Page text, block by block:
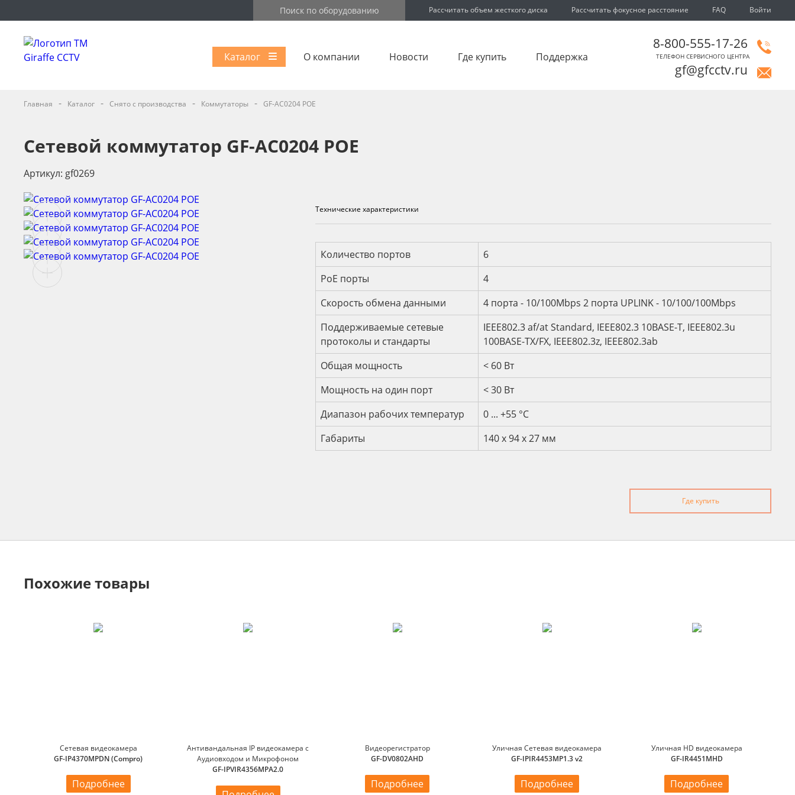
Рассчитать объем жесткого диска Рассчитать фокусное расстояние FAQ Войти
Каталог О компании Новости Где купить Поддержка
8-800-555-17-26
ТЕЛЕФОН СЕРВИСНОГО ЦЕНТРА
gf@gfcctv.ru
Главная - Каталог - Снято с производства - Коммутаторы - GF-AC0204 POE
Сетевой коммутатор GF-AC0204 POE
Артикул: gf0269
Технические характеристики
Технические характеристики
Количество портов
6
PoE порты
4
Скорость обмена данными
4 порта - 10/100Mbps 2 порта UPLINK - 10/100/100Mbps
Поддерживаемые сетевые
протоколы и стандарты
IEEE802.3 af/at Standard, IEEE802.3 10BASE-T, IEEE802.3u
100BASE-TX/FX, IEEE802.3z, IEEE802.3ab
Общая мощность
< 60 Вт
Мощность на один порт
< 30 Вт
Диапазон рабочих температур
0 ... +55 °С
Габариты
140 x 94 x 27 мм
Где купить
Похожие товары
Сетевая видеокамера
GF-IP4370MPDN (Compro)
Подробнее
Антивандальная IP видеокамера с
Аудиовходом и Микрофоном
GF-IPVIR4356MPA2.0
Видеорегистратор
GF-DV0802AHD
Подробнее
Уличная Сетевая видеокамера
GF-IPIR4453MP1.3 v2
Подробнее
Уличная HD видеокамера
GF-IR4451MHD
Подробнее